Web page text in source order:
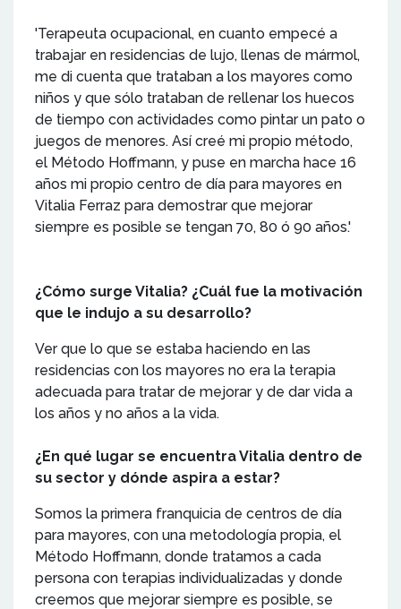
'Terapeuta ocupacional, en cuanto empecé a
trabajar en residencias de lujo, llenas de mármol,
me di cuenta que trataban a los mayores como
niños y que sólo trataban de rellenar los huecos
de tiempo con actividades como pintar un pato o
juegos de menores. Así creé mi propio método,
el Método Hoffmann, y puse en marcha hace 16
años mi propio centro de día para mayores en
Vitalia Ferraz para demostrar que mejorar
siempre es posible se tengan 70, 80 ó 90 años.'
¿Cómo surge Vitalia? ¿Cuál fue la motivación
que le indujo a su desarrollo?
Ver que lo que se estaba haciendo en las
residencias con los mayores no era la terapia
adecuada para tratar de mejorar y de dar vida a
los años y no años a la vida.
¿En qué lugar se encuentra Vitalia dentro de
su sector y dónde aspira a estar?
Somos la primera franquicia de centros de día
para mayores, con una metodología propia, el
Método Hoffmann, donde tratamos a cada
persona con terapias individualizadas y donde
creemos que mejorar siempre es posible, se